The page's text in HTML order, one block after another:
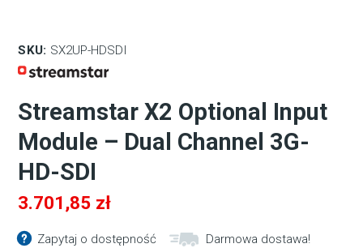
SKU: SX2UP-HDSDI
Streamstar X2 Optional Input
Module – Dual Channel 3G-
HD-SDI
3.701,85 zł
Zapytaj o dostępność
Darmowa dostawa!